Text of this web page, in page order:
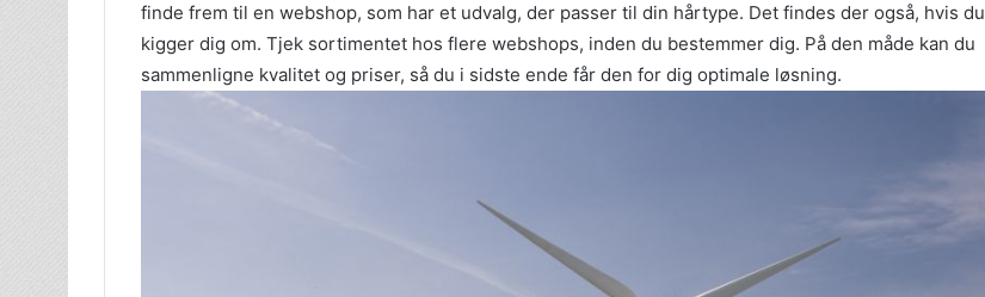
finde frem til en webshop, som har et udvalg, der passer til din hårtype. Det findes der også, hvis du
kigger dig om. Tjek sortimentet hos flere webshops, inden du bestemmer dig. På den måde kan du
sammenligne kvalitet og priser, så du i sidste ende får den for dig optimale løsning.